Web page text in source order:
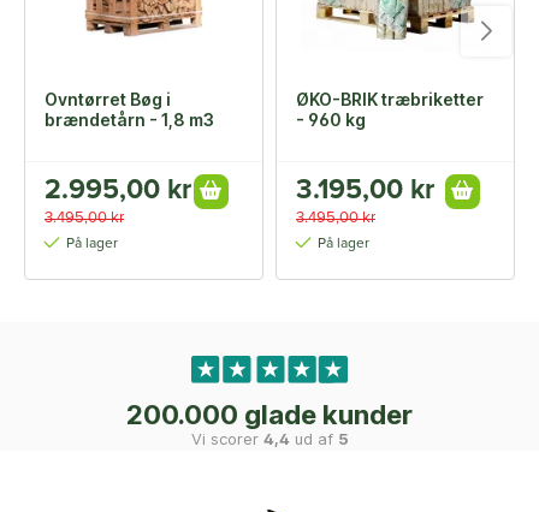
Ovntørret Bøg i
brændetårn - 1,8 m3
2.995,00 kr
3.495,00 kr
På lager
ØKO-BRIK træbriketter
- 960 kg
3.195,00 kr
3.495,00 kr
På lager
200.000 glade kunder
Vi scorer 4,4 ud af 5